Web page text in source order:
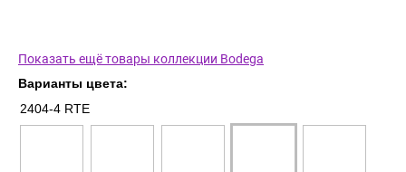
Показать ещё товары коллекции Bodega
Варианты цвета:
2404-4 RTE